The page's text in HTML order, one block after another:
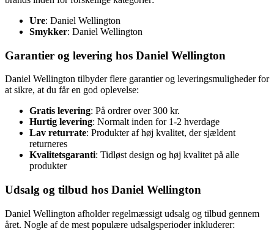
Ure: Daniel Wellington
Smykker: Daniel Wellington
Garantier og levering hos Daniel Wellington
Daniel Wellington tilbyder flere garantier og leveringsmuligheder for
at sikre, at du får en god oplevelse:
Gratis levering: På ordrer over 300 kr.
Hurtig levering: Normalt inden for 1-2 hverdage
Lav returrate: Produkter af høj kvalitet, der sjældent
returneres
Kvalitetsgaranti: Tidløst design og høj kvalitet på alle
produkter
Udsalg og tilbud hos Daniel Wellington
Daniel Wellington afholder regelmæssigt udsalg og tilbud gennem
året. Nogle af de mest populære udsalgsperioder inkluderer: